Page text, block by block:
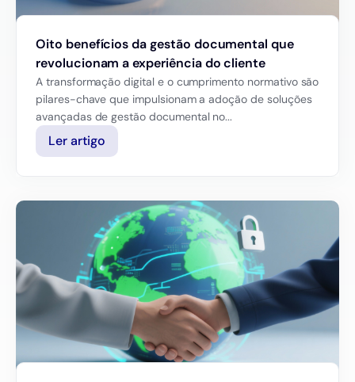
Oito benefícios da gestão documental que
revolucionam a experiência do cliente
A transformação digital e o cumprimento normativo são
pilares-chave que impulsionam a adoção de soluções
avançadas de gestão documental no...
Ler artigo